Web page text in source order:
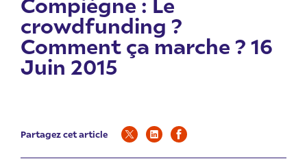
crowdfunding ?
Comment ça marche ? 16
Juin 2015
Partagez cet article